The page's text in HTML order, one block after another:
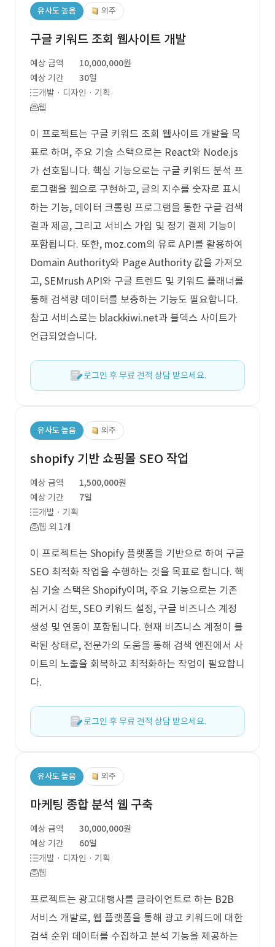
유사도 높음 외주
구글 키워드 조회 웹사이트 개발
예상 금액
10,000,000원
예상 기간
30일
개발 · 디자인 · 기획
웹
이 프로젝트는 구글 키워드 조회 웹사이트 개발을 목
표로 하며, 주요 기술 스택으로는 React와 Node.js
가 선호됩니다. 핵심 기능으로는 구글 키워드 분석 프
로그램을 웹으로 구현하고, 글의 지수를 숫자로 표시
하는 기능, 데이터 크롤링 프로그램을 통한 구글 검색
결과 제공, 그리고 서비스 가입 및 정기 결제 기능이
포함됩니다. 또한, moz.com의 유료 API를 활용하여
Domain Authority와 Page Authority 값을 가져오
고, SEMrush API와 구글 트렌드 및 키워드 플래너를
통해 검색량 데이터를 보충하는 기능도 필요합니다.
참고 서비스로는 blackkiwi.net과 블덱스 사이트가
언급되었습니다.
로그인 후 무료 견적 상담 받으세요.
유사도 높음 외주
shopify 기반 쇼핑몰 SEO 작업
예상 금액
1,500,000원
예상 기간
7일
개발 · 기획
웹 외 1개
이 프로젝트는 Shopify 플랫폼을 기반으로 하여 구글
SEO 최적화 작업을 수행하는 것을 목표로 합니다. 핵
심 기술 스택은 Shopify이며, 주요 기능으로는 기존
레거시 검토, SEO 키워드 설정, 구글 비즈니스 계정
생성 및 연동이 포함됩니다. 현재 비즈니스 계정이 블
락된 상태로, 전문가의 도움을 통해 검색 엔진에서 사
이트의 노출을 회복하고 최적화하는 작업이 필요합니
다.
로그인 후 무료 견적 상담 받으세요.
유사도 높음 외주
마케팅 종합 분석 웹 구축
예상 금액
30,000,000원
예상 기간
60일
개발 · 디자인 · 기획
웹
프로젝트는 광고대행사를 클라이언트로 하는 B2B
서비스 개발로, 웹 플랫폼을 통해 광고 키워드에 대한
검색 순위 데이터를 수집하고 분석 기능을 제공하는